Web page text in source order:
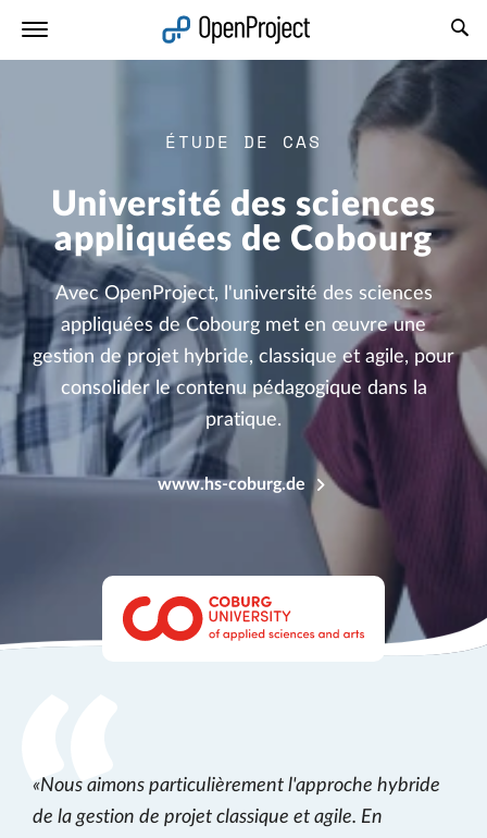
ÉTUDE DE CAS
Université des sciences
appliquées de Cobourg
Avec OpenProject, l'université des sciences
appliquées de Cobourg met en œuvre une
gestion de projet hybride, classique et agile, pour
consolider le contenu pédagogique dans la
pratique.
www.hs-coburg.de
Nous aimons particulièrement l'approche hybride
de la gestion de projet classique et agile. En
Ouvrir le lien dans un nouvel onglet